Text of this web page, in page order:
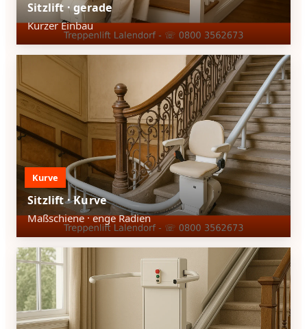
Sitzlift · gerade
Kurzer Einbau
Kurve
Sitzlift · Kurve
Maßschiene · enge Radien